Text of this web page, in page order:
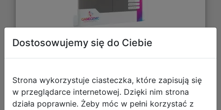
31,27 zł
DO KOSZYKA
Dostosowujemy się do Ciebie
Strona wykorzystuje ciasteczka, które zapisują się
w przeglądarce internetowej. Dzięki nim strona
działa poprawnie. Żeby móc w pełni korzystać z